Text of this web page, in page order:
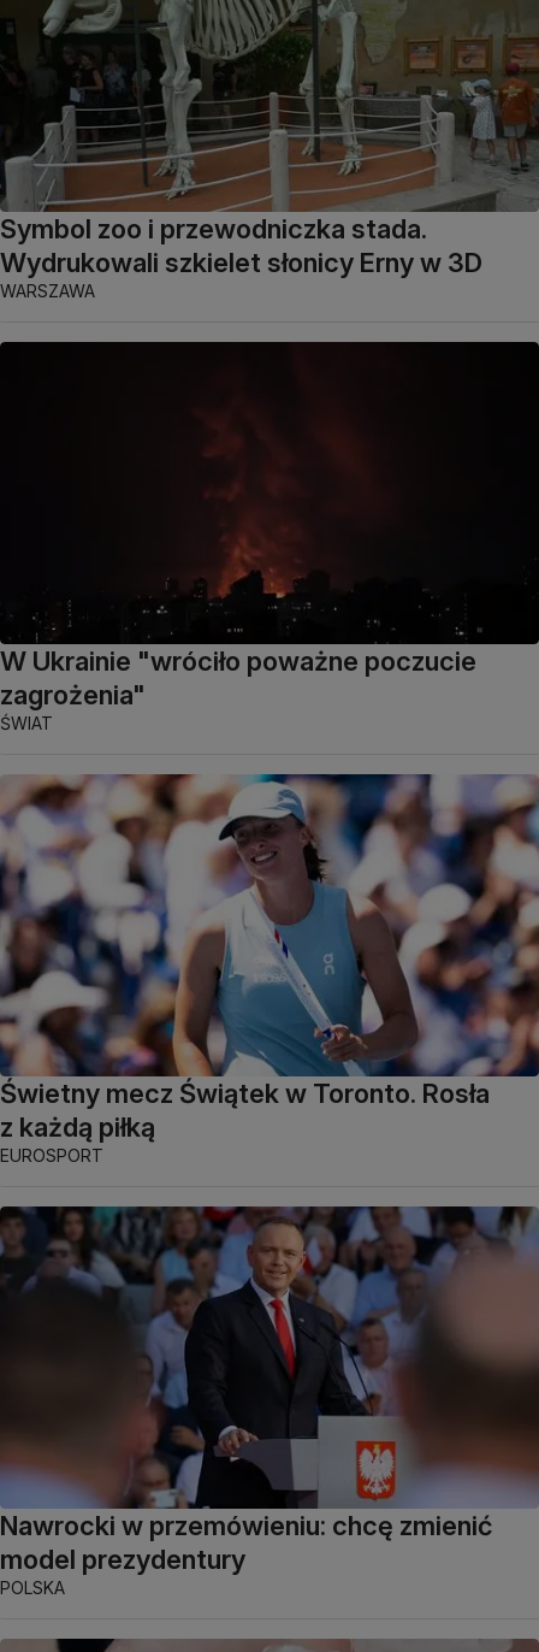
Symbol zoo i przewodniczka stada.
Wydrukowali szkielet słonicy Erny w 3D
WARSZAWA
W Ukrainie "wróciło poważne poczucie
zagrożenia"
ŚWIAT
Świetny mecz Świątek w Toronto. Rosła
z każdą piłką
EUROSPORT
Nawrocki w przemówieniu: chcę zmienić
model prezydentury
POLSKA